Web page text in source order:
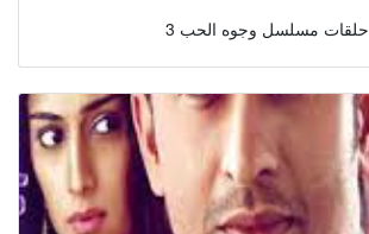
حلقات مسلسل وجوه الحب 3